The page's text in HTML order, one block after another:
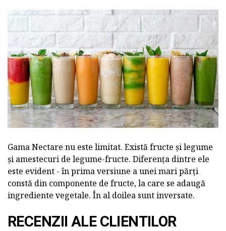
Gama Nectare nu este limitat. Există fructe și legume
și amestecuri de legume-fructe. Diferența dintre ele
este evident - în prima versiune a unei mari părți
constă din componente de fructe, la care se adaugă
ingrediente vegetale. În al doilea sunt inversate.
RECENZII ALE CLIENTILOR